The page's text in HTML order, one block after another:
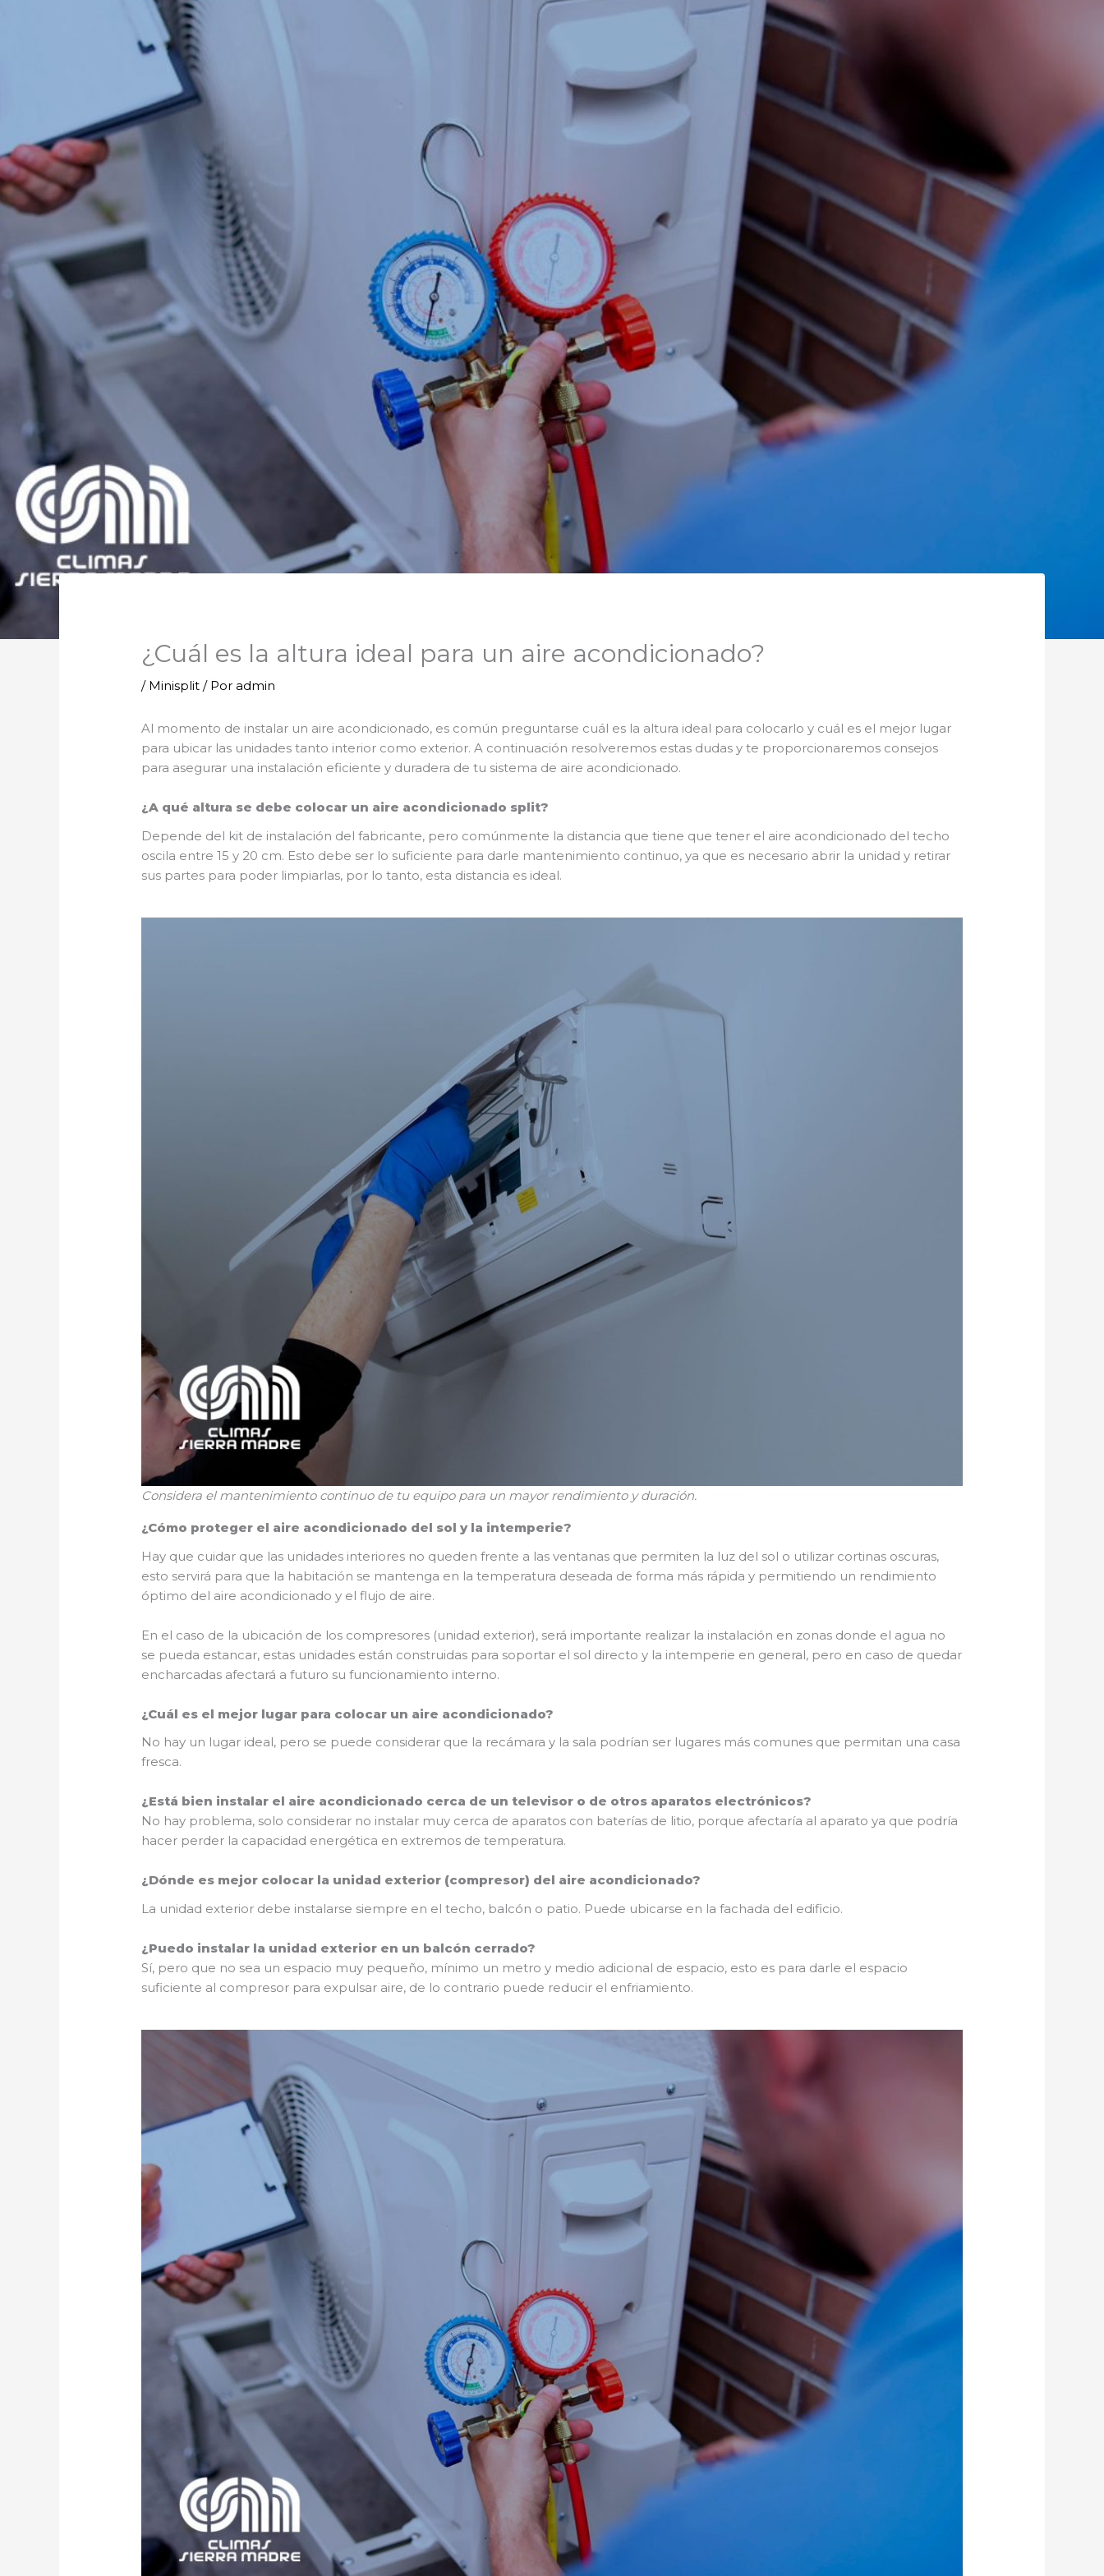
¿Cuál es la altura ideal para un aire acondicionado?
/ Minisplit / Poradmin
Al momento de instalar un aire acondicionado, es común preguntarse cuál es la altura ideal para colocarlo y cuál es el mejor lugar
para ubicar las unidades tanto interior como exterior. A continuación resolveremos estas dudas y te proporcionaremos consejos
para asegurar una instalación eficiente y duradera de tu sistema de aire acondicionado.
¿A qué altura se debe colocar un aire acondicionado split?
Depende del kit de instalación del fabricante, pero comúnmente la distancia que tiene que tener el aire acondicionado del techo
oscila entre 15 y 20 cm. Esto debe ser lo suficiente para darle mantenimiento continuo, ya que es necesario abrir la unidad y retirar
sus partes para poder limpiarlas, por lo tanto, esta distancia es ideal.
Considera el mantenimiento continuo de tu equipo para un mayor rendimiento y duración.
¿Cómo proteger el aire acondicionado del sol y la intemperie?
Hay que cuidar que las unidades interiores no queden frente a las ventanas que permiten la luz del sol o utilizar cortinas oscuras,
esto servirá para que la habitación se mantenga en la temperatura deseada de forma más rápida y permitiendo un rendimiento
óptimo del aire acondicionado y el flujo de aire.
En el caso de la ubicación de los compresores (unidad exterior), será importante realizar la instalación en zonas donde el agua no
se pueda estancar, estas unidades están construidas para soportar el sol directo y la intemperie en general, pero en caso de quedar
encharcadas afectará a futuro su funcionamiento interno.
¿Cuál es el mejor lugar para colocar un aire acondicionado?
No hay un lugar ideal, pero se puede considerar que la recámara y la sala podrían ser lugares más comunes que permitan una casa
fresca.
¿Está bien instalar el aire acondicionado cerca de un televisor o de otros aparatos electrónicos?
No hay problema, solo considerar no instalar muy cerca de aparatos con baterías de litio, porque afectaría al aparato ya que podría
hacer perder la capacidad energética en extremos de temperatura.
¿Dónde es mejor colocar la unidad exterior (compresor) del aire acondicionado?
La unidad exterior debe instalarse siempre en el techo, balcón o patio. Puede ubicarse en la fachada del edificio.
¿Puedo instalar la unidad exterior en un balcón cerrado?
Sí, pero que no sea un espacio muy pequeño, mínimo un metro y medio adicional de espacio, esto es para darle el espacio
suficiente al compresor para expulsar aire, de lo contrario puede reducir el enfriamiento.